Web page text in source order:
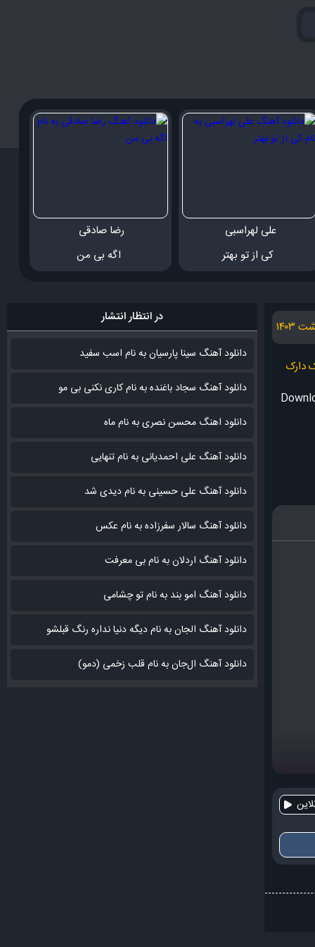
علی لهراسبی
کی از تو بهتر
رضا صادقی
اگه بی من
دارک
در انتظار انتشار
دانلود آهنگ سینا پارسیان به نام اسب سفید
دانلود آهنگ سجاد باغنده به نام کاری نکنی بی مو
دانلود اهنگ محسن نصری به نام‌ ماه
دانلود آهنگ علی احمدیانی به نام تنهایی
دانلود آهنگ علی حسینی به نام دیدی شد
دانلود آهنگ سالار سفرزاده به نام عکس
دانلود آهنگ اردلان به نام بی معرفت
دانلود آهنگ امو بند به نام تو چشامی
دانلود آهنگ الجان به نام دیگه دنیا نداره رنگ قبلشو
دانلود آهنگ ال‌جان به نام قلب زخمی (دمو)